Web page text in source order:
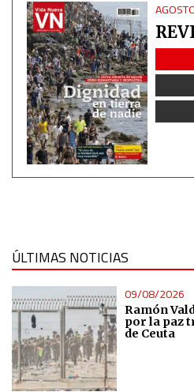
ÚLTIMAS NOTICIAS
09/08/2026
Ramón
por la paz
de Ceuta